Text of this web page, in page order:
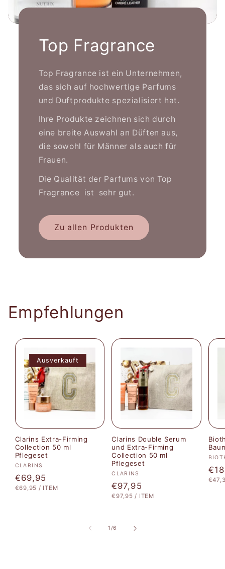
Top Fragrance
Top Fragrance ist ein Unternehmen,
das sich auf hochwertige Parfums
und Duftprodukte spezialisiert hat.
Ihre Produkte zeichnen sich durch
eine breite Auswahl an Düften aus,
die sowohl für Männer als auch für
Frauen.
Die Qualität der Parfums von Top
Fragrance ist sehr gut.
Zu allen Produkten
Empfehlungen
Ausverkauft
Clarins Extra-Firming
Collection 50 ml
Pflegeset
Anbieter:
CLARINS
Normaler
Preis
€69,95
STÜCKPREIS
€69,95 / PRO
ITEM
Clarins Double Serum
und Extra-Firming
Collection 50 ml
Pflegeset
Anbieter:
CLARINS
Normaler
Preis
€97,95
STÜCKPREIS
€97,95 / PRO
ITEM
1/von
6